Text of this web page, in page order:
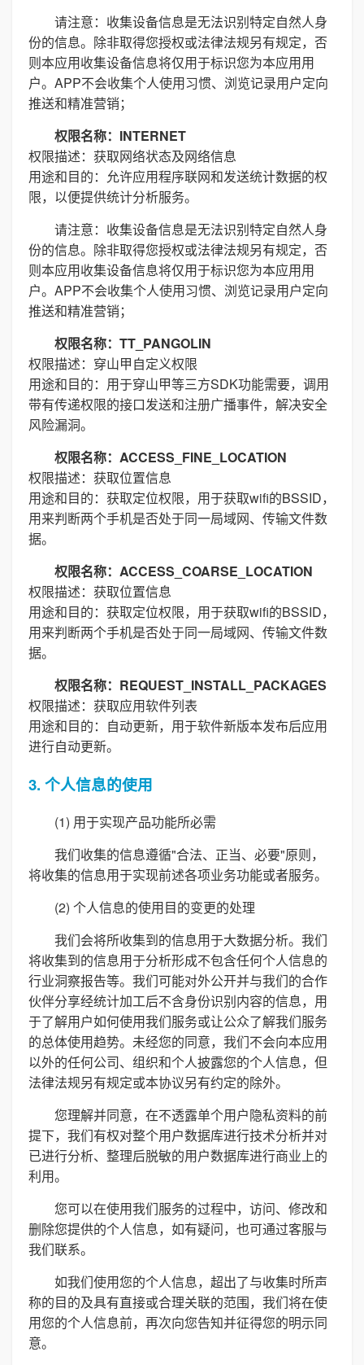
请注意：收集设备信息是无法识别特定自然人身
份的信息。除非取得您授权或法律法规另有规定，否
则本应用收集设备信息将仅用于标识您为本应用用
户。APP不会收集个人使用习惯、浏览记录用户定向
推送和精准营销；
权限名称：INTERNET
权限描述：获取网络状态及网络信息
用途和目的：允许应用程序联网和发送统计数据的权
限，以便提供统计分析服务。
请注意：收集设备信息是无法识别特定自然人身
份的信息。除非取得您授权或法律法规另有规定，否
则本应用收集设备信息将仅用于标识您为本应用用
户。APP不会收集个人使用习惯、浏览记录用户定向
推送和精准营销；
权限名称：TT_PANGOLIN
权限描述：穿山甲自定义权限
用途和目的：用于穿山甲等三方SDK功能需要，调用
带有传递权限的接口发送和注册广播事件，解决安全
风险漏洞。
权限名称：ACCESS_FINE_LOCATION
权限描述：获取位置信息
用途和目的：获取定位权限，用于获取wifi的BSSID，
用来判断两个手机是否处于同一局域网、传输文件数
据。
权限名称：ACCESS_COARSE_LOCATION
权限描述：获取位置信息
用途和目的：获取定位权限，用于获取wifi的BSSID，
用来判断两个手机是否处于同一局域网、传输文件数
据。
权限名称：REQUEST_INSTALL_PACKAGES
权限描述：获取应用软件列表
用途和目的：自动更新，用于软件新版本发布后应用
进行自动更新。
3. 个人信息的使用
(1) 用于实现产品功能所必需
我们收集的信息遵循"合法、正当、必要"原则，
将收集的信息用于实现前述各项业务功能或者服务。
(2) 个人信息的使用目的变更的处理
我们会将所收集到的信息用于大数据分析。我们
将收集到的信息用于分析形成不包含任何个人信息的
行业洞察报告等。我们可能对外公开并与我们的合作
伙伴分享经统计加工后不含身份识别内容的信息，用
于了解用户如何使用我们服务或让公众了解我们服务
的总体使用趋势。未经您的同意，我们不会向本应用
以外的任何公司、组织和个人披露您的个人信息，但
法律法规另有规定或本协议另有约定的除外。
您理解并同意，在不透露单个用户隐私资料的前
提下，我们有权对整个用户数据库进行技术分析并对
已进行分析、整理后脱敏的用户数据库进行商业上的
利用。
您可以在使用我们服务的过程中，访问、修改和
删除您提供的个人信息，如有疑问，也可通过客服与
我们联系。
如我们使用您的个人信息，超出了与收集时所声
称的目的及具有直接或合理关联的范围，我们将在使
用您的个人信息前，再次向您告知并征得您的明示同
意。